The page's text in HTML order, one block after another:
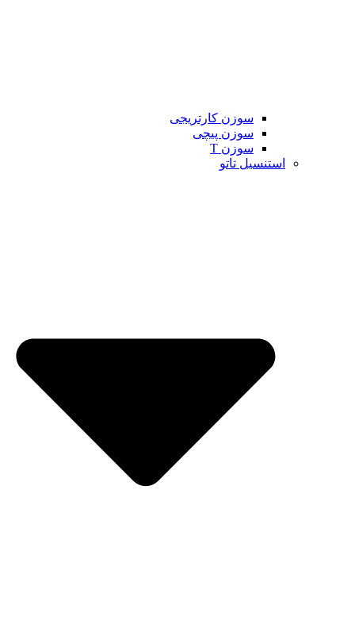
سوزن کارتریجی
سوزن پیچی
سوزن T
استنسیل تاتو